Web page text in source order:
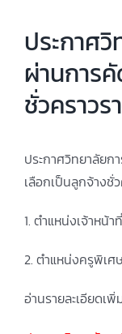
ประกาศ
ผ่านการ
ชั่วคราวร
ประกาศวิทยาลัย
เลือกเป็นลูกจ้างชั่
1. ตำแหน่งเจ้าหน้า
2. ตำแหน่งครูพิเ
อ่านรายละเอียดเ